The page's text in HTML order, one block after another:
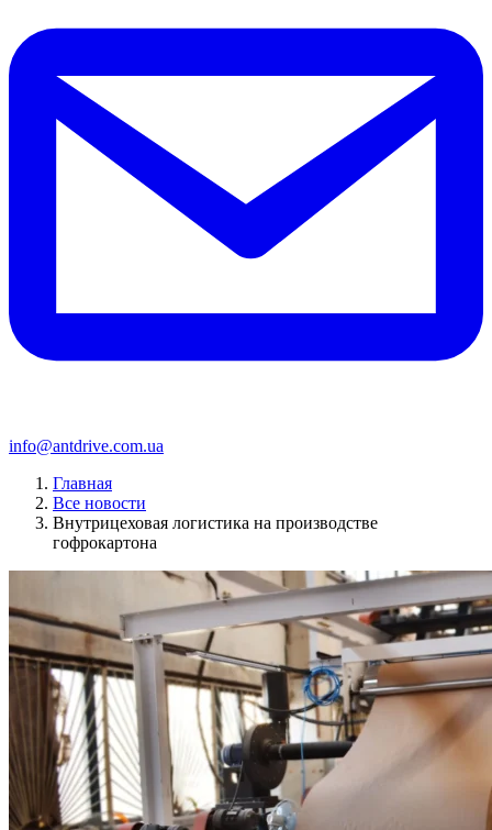
info@antdrive.com.ua
Главная
Все новости
Внутрицеховая логистика на производстве
гофрокартона